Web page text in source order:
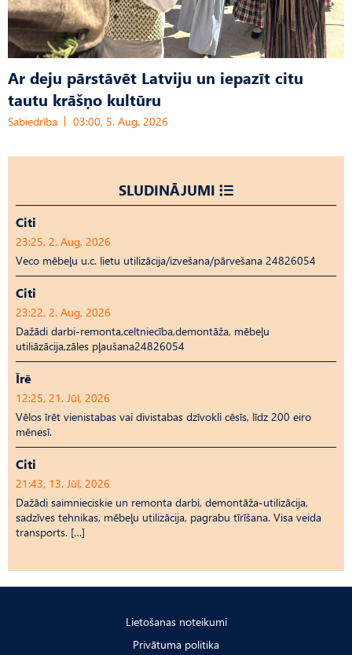
Ar deju pārstāvēt Latviju un iepazīt citu
tautu krāšņo kultūru
Sabiedrība 03:00, 5. Aug, 2026
SLUDINĀJUMI
Citi
23:25, 2. Aug, 2026
Veco mēbeļu u.c. lietu utilizācija/izvešana/pārvešana 24826054
Citi
23:22, 2. Aug, 2026
Dažādi darbi-remonta,celtniecība,demontāža, mēbeļu
utiliāzācija,zāles pļaušana24826054
Īrē
12:25, 21. Jūl, 2026
Vēlos īrēt vienistabas vai divistabas dzīvokli cēsīs, līdz 200 eiro
mēnesī.
Citi
21:43, 13. Jūl, 2026
Dažādi saimnieciskie un remonta darbi, demontāža-utilizācija,
sadzīves tehnikas, mēbeļu utilizācija, pagrabu tīrīšana. Visa veida
transports. […]
Lietošanas noteikumi
Privātuma politika